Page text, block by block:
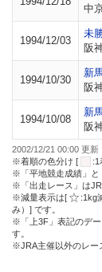
中
1994/12/03
未
阪
1994/10/30
新
阪
1994/10/08
新
阪
2002/12/21 00:00 更新
※着順の色分け [
※「平地競走成績」と
※「出走レース」は
※減量表示は[
:1kg
み）] です。
※「上3F」表記のデー
す。
※JRA主催以外のレー